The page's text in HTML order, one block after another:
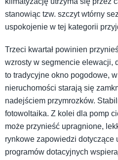
stanowiąc tzw. szczyt wtórny
uspokojenie w tej kategorii
Trzeci kwartał powinien
wzrosty w segmencie elewacji,
to tradycyjne okno pogodowe,
nieruchomości starają się
nadejściem przymrozków.
fotowoltaika. Z kolei dla pomp
może przynieść upragnione,
rynkowe zapowiedzi dotyczące
programów dotacyjnych